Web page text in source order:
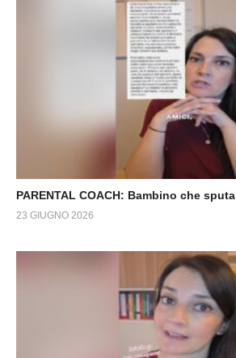
PARENTAL COACH: Bambino che sputa
23 GIUGNO 2026